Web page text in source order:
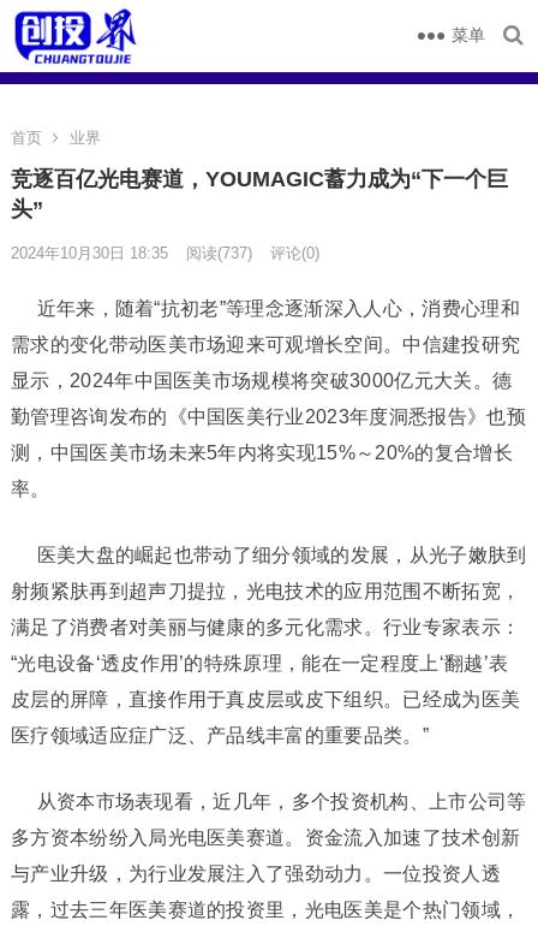
菜单
首页 业界
竞逐百亿光电赛道，YOUMAGIC蓄力成为“下一个巨
头”
2024年10月30日 18:35 阅读(737) 评论(0)
近年来，随着“抗初老”等理念逐渐深入人心，消费心理和
需求的变化带动医美市场迎来可观增长空间。中信建投研究
显示，2024年中国医美市场规模将突破3000亿元大关。德
勤管理咨询发布的《中国医美行业2023年度洞悉报告》也预
测，中国医美市场未来5年内将实现15%～20%的复合增长
率。
医美大盘的崛起也带动了细分领域的发展，从光子嫩肤到
射频紧肤再到超声刀提拉，光电技术的应用范围不断拓宽，
满足了消费者对美丽与健康的多元化需求。行业专家表示：
“光电设备‘透皮作用’的特殊原理，能在一定程度上‘翻越’表
皮层的屏障，直接作用于真皮层或皮下组织。已经成为医美
医疗领域适应症广泛、产品线丰富的重要品类。”
从资本市场表现看，近几年，多个投资机构、上市公司等
多方资本纷纷入局光电医美赛道。资金流入加速了技术创新
与产业升级，为行业发展注入了强劲动力。一位投资人透
露，过去三年医美赛道的投资里，光电医美是个热门领域，